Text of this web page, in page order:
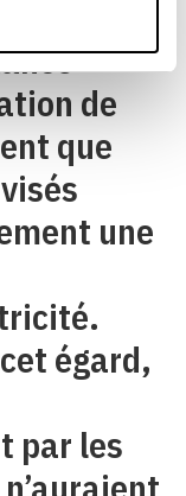
eux-
de
que
une
égard,
par les